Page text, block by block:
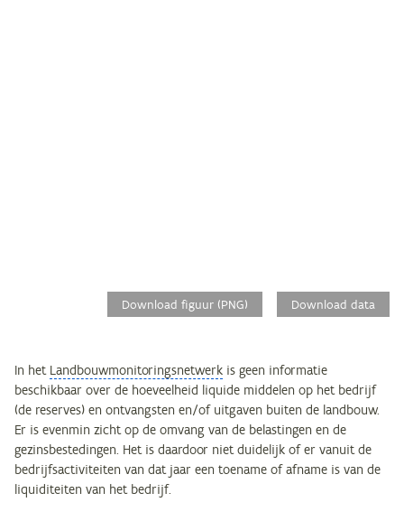
Download figuur (PNG) Download data
In het Landbouwmonitoringsnetwerk is geen informatie
beschikbaar over de hoeveelheid liquide middelen op het bedrijf
(de reserves) en ontvangsten en/of uitgaven buiten de landbouw.
Er is evenmin zicht op de omvang van de belastingen en de
gezinsbestedingen. Het is daardoor niet duidelijk of er vanuit de
bedrijfsactiviteiten van dat jaar een toename of afname is van de
liquiditeiten van het bedrijf.